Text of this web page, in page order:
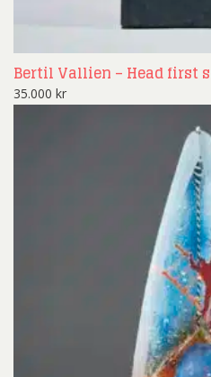
Bertil Vallien – Head first
35.000 kr